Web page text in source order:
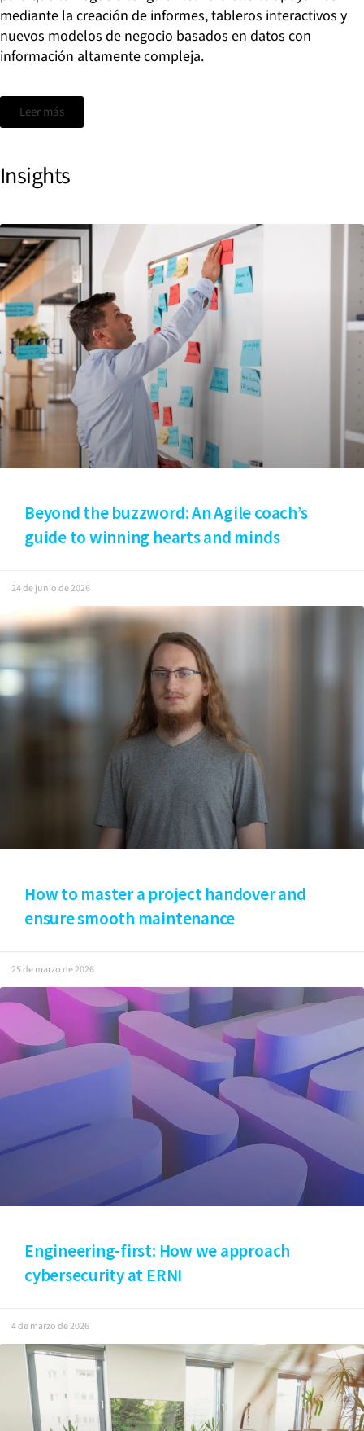
mediante la creación de informes, tableros interactivos y
nuevos modelos de negocio basados en datos con
información altamente compleja.
Leer más
Insights
Beyond the buzzword: An Agile coach’s
guide to winning hearts and minds
24 de junio de 2026
How to master a project handover and
ensure smooth maintenance
25 de marzo de 2026
Engineering-first: How we approach
cybersecurity at ERNI
4 de marzo de 2026